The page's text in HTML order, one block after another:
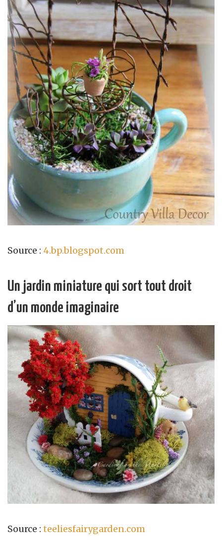
Source : 4.bp.blogspot.com
Un jardin miniature qui sort tout droit
d’un monde imaginaire
Source : teeliesfairygarden.com